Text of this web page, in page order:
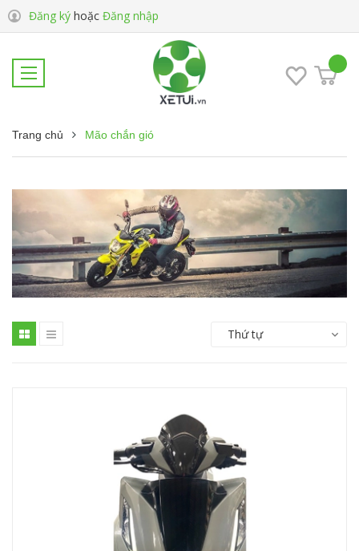
Đăng ký hoặc Đăng nhập
Trang chủ Mão chắn gió
Thứ tự